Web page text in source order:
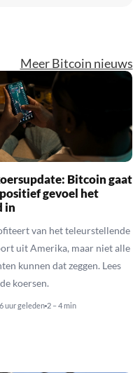
Meer Bitcoin nieuws
Bitcoin gaat
gevoel het
in
van het teleurstellende
uit Amerika, maar niet alle
kunnen dat zeggen. Lees
koersen.
6 uur geleden 2 – 4 min